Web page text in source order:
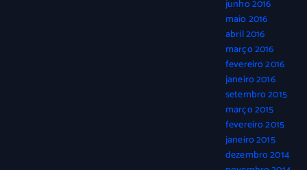
junho 2016
maio 2016
abril 2016
março 2016
fevereiro 2016
janeiro 2016
setembro 2015
março 2015
fevereiro 2015
janeiro 2015
dezembro 2014